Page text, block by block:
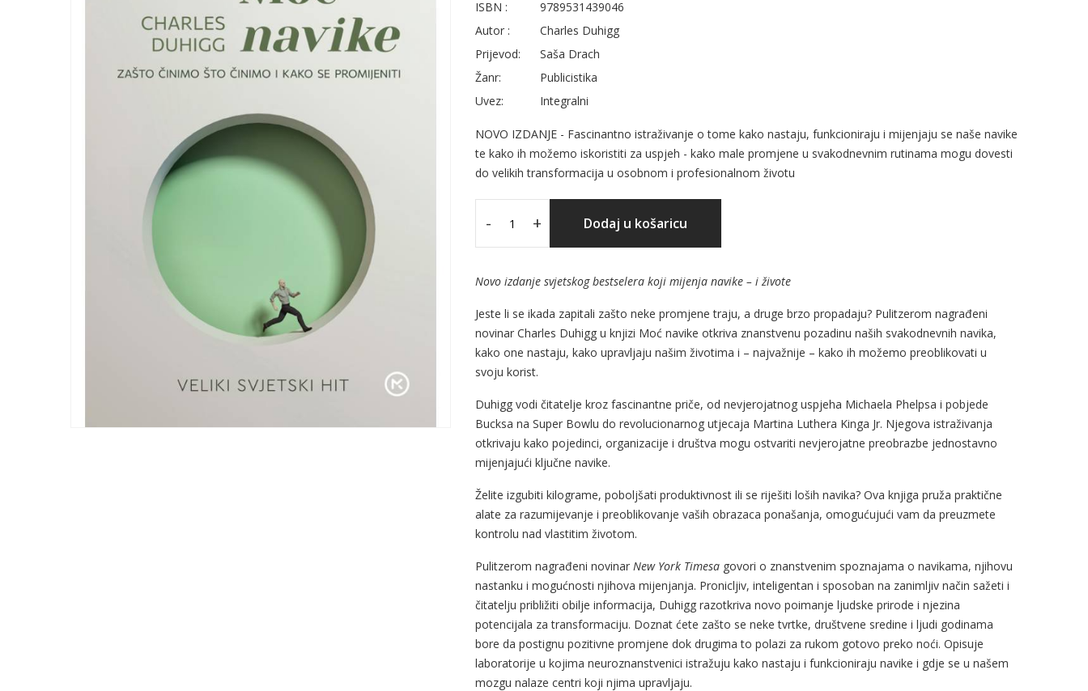
ISBN :
9789531439046
Autor :
Charles Duhigg
Prijevod:
Saša Drach
Žanr:
Publicistika
Uvez:
Integralni
NOVO IZDANJE - Fascinantno istraživanje o tome kako nastaju, funkcioniraju i mijenjaju se naše navike
te kako ih možemo iskoristiti za uspjeh - kako male promjene u svakodnevnim rutinama mogu dovesti
do velikih transformacija u osobnom i profesionalnom životu
- + Dodaj u košaricu
Novo izdanje svjetskog bestselera koji mijenja navike – i živote
Jeste li se ikada zapitali zašto neke promjene traju, a druge brzo propadaju? Pulitzerom nagrađeni
novinar Charles Duhigg u knjizi Moć navike otkriva znanstvenu pozadinu naših svakodnevnih navika,
kako one nastaju, kako upravljaju našim životima i – najvažnije – kako ih možemo preoblikovati u
svoju korist.
Duhigg vodi čitatelje kroz fascinantne priče, od nevjerojatnog uspjeha Michaela Phelpsa i pobjede
Bucksa na Super Bowlu do revolucionarnog utjecaja Martina Luthera Kinga Jr. Njegova istraživanja
otkrivaju kako pojedinci, organizacije i društva mogu ostvariti nevjerojatne preobrazbe jednostavno
mijenjajući ključne navike.
Želite izgubiti kilograme, poboljšati produktivnost ili se riješiti loših navika? Ova knjiga pruža praktične
alate za razumijevanje i preoblikovanje vaših obrazaca ponašanja, omogućujući vam da preuzmete
kontrolu nad vlastitim životom.
Pulitzerom nagrađeni novinar New York Timesa govori o znanstvenim spoznajama o navikama, njihovu
nastanku i mogućnosti njihova mijenjanja. Pronicljiv, inteligentan i sposoban na zanimljiv način sažeti i
čitatelju približiti obilje informacija, Duhigg razotkriva novo poimanje ljudske prirode i njezina
potencijala za transformaciju. Doznat ćete zašto se neke tvrtke, društvene sredine i ljudi godinama
bore da postignu pozitivne promjene dok drugima to polazi za rukom gotovo preko noći. Opisuje
laboratorije u kojima neuroznanstvenici istražuju kako nastaju i funkcioniraju navike i gdje se u našem
mozgu nalaze centri koji njima upravljaju.